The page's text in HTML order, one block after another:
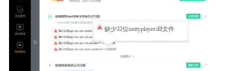
缺少32位unityplayer.dll文件